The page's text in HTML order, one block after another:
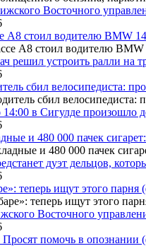
Восточного
А8 стоил водителю BMW
решил устроить ралли на
сбил велосипедиста:
14:00 в Сигулде
и 480 000 пачек
дуэт дельцов,
теперь ищут этого парня
Восточного
Просят помочь в опознании